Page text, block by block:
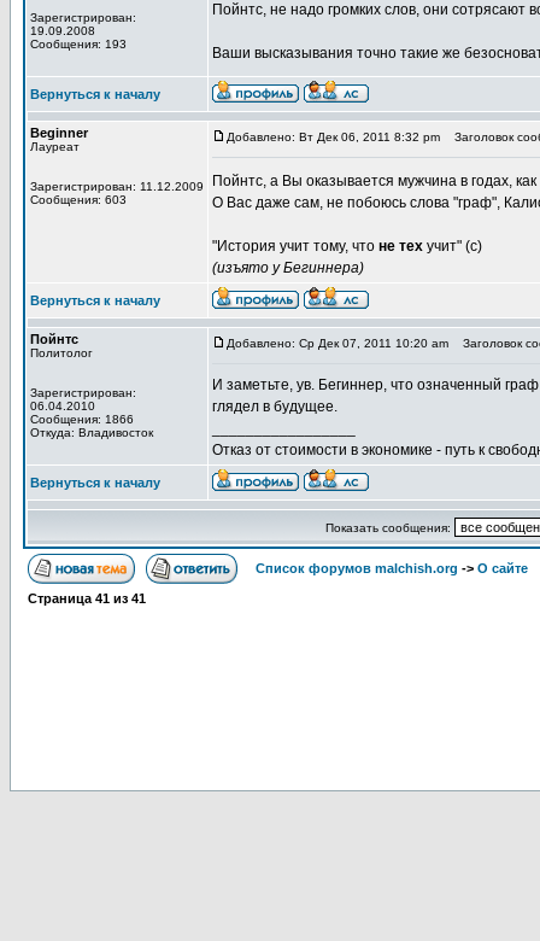
Зарегистрирован:
19.09.2008
Сообщения: 193
Пойнтс, не надо громких слов, они сотрясают
Ваши высказывания точно такие же
Вернуться к началу
Beginner
Лауреат
Зарегистрирован: 11.12.2009
Сообщения: 603
Добавлено: Вт Дек 06, 2011 8:32 pm Заголовок
Пойнтс, а Вы оказывается мужчина в годах,
О Вас даже сам, не побоюсь слова "граф",
"История учит тому, что не тех учит" (с)
(изъято у Бегиннера)
Вернуться к началу
Пойнтс
Политолог
Зарегистрирован:
06.04.2010
Сообщения: 1866
Откуда: Владивосток
Добавлено: Ср Дек 07, 2011 10:20 am Заголовок
И заметьте, ув. Бегиннер, что означенный
глядел в будущее.
Отказ от стоимости в экономике - путь к
Вернуться к началу
Показать сообщения:
Список форумов malchish.org -> О сайте
Страница 41 из 41